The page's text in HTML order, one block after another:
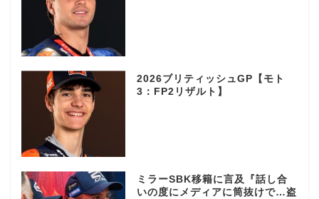
2026ブリティッシュGP【モト
3：FP2リザルト】
ミラーSBK移籍に言及『話し合
いの度にメディアに筒抜けで…盗